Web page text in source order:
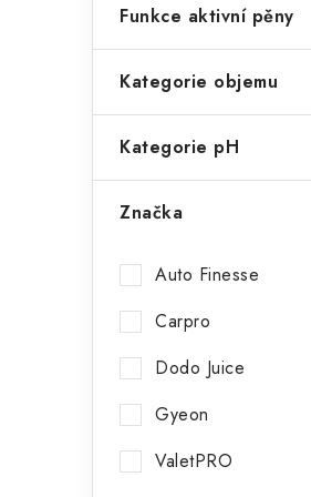
Funkce aktivní pěny
Kategorie objemu
Kategorie pH
Značka
Auto Finesse
Carpro
Dodo Juice
Gyeon
ValetPRO